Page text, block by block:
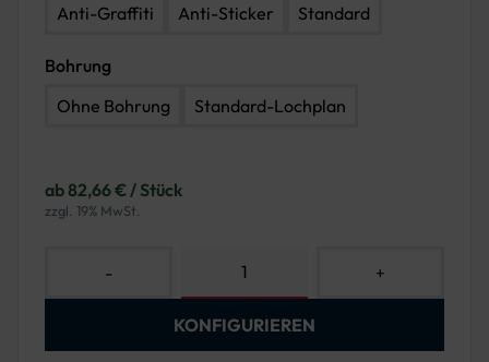
Anti-Graffiti
Anti-Sticker Standard
Bohrung
Ohne Bohrung
Standard-Lochplan
ab 82,66 € / Stück
zzgl. 19% MwSt.
- +
KONFIGURIEREN